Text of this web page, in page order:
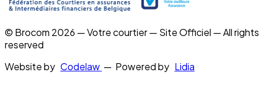
© Brocom 2026 — Votre courtier — Site Officiel — All rights
reserved
Website by Codelaw — Powered by Lidia